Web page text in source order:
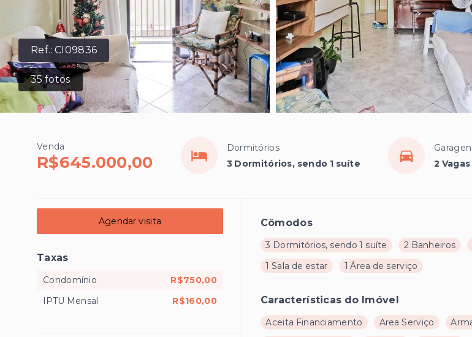
Ref.:CI09836
35fotos
Venda
R$645.000,00
Dormitórios
3 Dormitórios, sendo 1 suíte
2 Vagas
Cômodos
3 Dormitórios, sendo 1 suíte 2 Banheiros
1 Sala de estar
1 Área de serviço
Características do Imóvel
Aceita Financiamento Area Serviço
Agendar visita
Taxas
Condomínio
R$750,00
IPTU Mensal
R$160,00